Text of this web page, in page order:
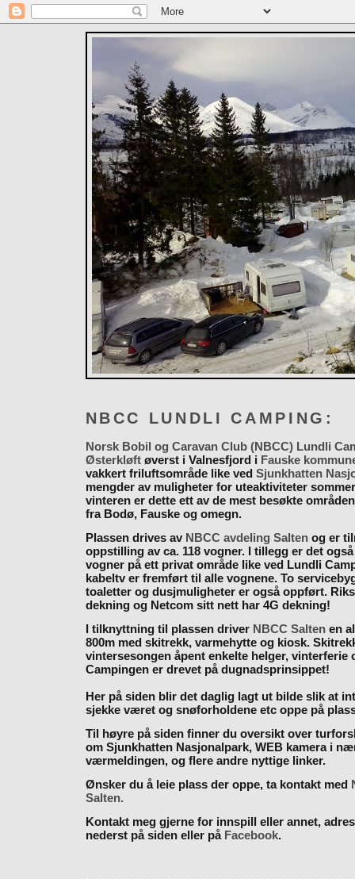
NBCC LUNDLI CAMPING:
Norsk Bobil og Caravan Club (NBCC) Lundli
Østerkløftøverst i Valnesfjord i Fauske
vakkert friluftsområde like ved Sjunkhatten
mengder av muligheter for uteaktiviteter
vinteren er dette ett av de mest besøkte
fra Bodø, Fauske og omegn.
Plassen drives av NBCC avdeling Saltenog er
oppstilling av ca. 118 vogner. I tillegg er det
vogner på ett privat område like ved Lundli
kabeltv er fremført til alle vognene. To
toaletter og dusjmuligheter er også oppført.
dekning og Netcom sitt nett har 4G dekning!
I tilknyttning til plassen driver NBCC Saltenen
800m med skitrekk, varmehytte og kiosk.
vintersesongen åpent enkelte helger, vinterferie
Campingen er drevet på dugnadsprinsippet!
Her på siden blir det daglig lagt ut bilde slik at
sjekke været og snøforholdene etc oppe på
Til høyre på siden finner du oversikt over
om Sjunkhatten Nasjonalpark, WEB kamera i
værmeldingen, og flere andre nyttige linker.
Ønsker du å leie plass der oppe, ta kontakt med
Salten.
Kontakt meg gjerne for innspill eller annet,
nederst på siden eller på Facebook.